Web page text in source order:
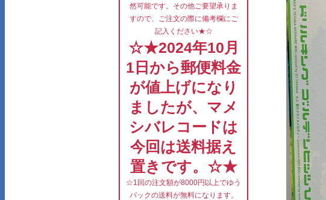
然可能です。その他ご要望承りま
すので、ご注文の際に備考欄にご
記入ください★☆
☆★2024年10月
1日から郵便料金
が値上げになり
ましたが、マメ
シバレコードは
今回は送料据え
置きです。☆★
☆1回の注文額が8000円以上でゆう
パックの送料が無料になります。